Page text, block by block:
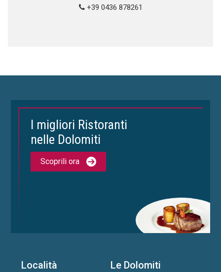
+39 0436 878261
I migliori Ristoranti
nelle Dolomiti
Scoprili ora
Località Le Dolomiti